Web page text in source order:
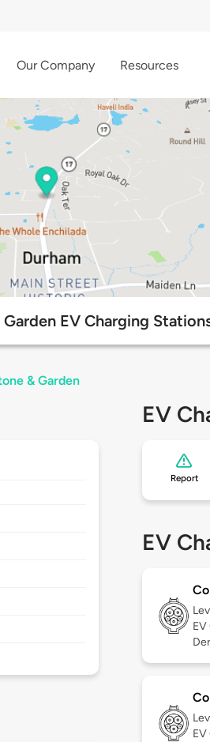
Our Company Resources
EV Charging
& Garden
EV
Report
EV
EV
EV